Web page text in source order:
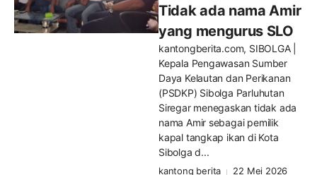
Tidak ada nama Amir
yang mengurus SLO
kantongberita.com, SIBOLGA |
Kepala Pengawasan Sumber
Daya Kelautan dan Perikanan
(PSDKP) Sibolga Parluhutan
Siregar menegaskan tidak ada
nama Amir sebagai pemilik
kapal tangkap ikan di Kota
Sibolga d...
kantong berita 22 Mei 2026